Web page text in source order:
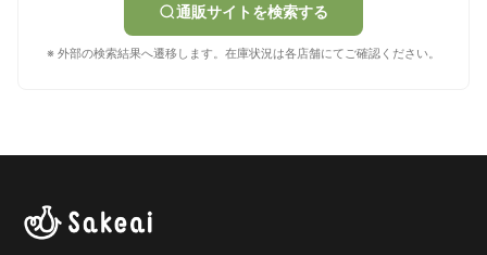
通販サイトを検索する
※ 外部の検索結果へ遷移します。在庫状況は各店舗にてご確認ください。